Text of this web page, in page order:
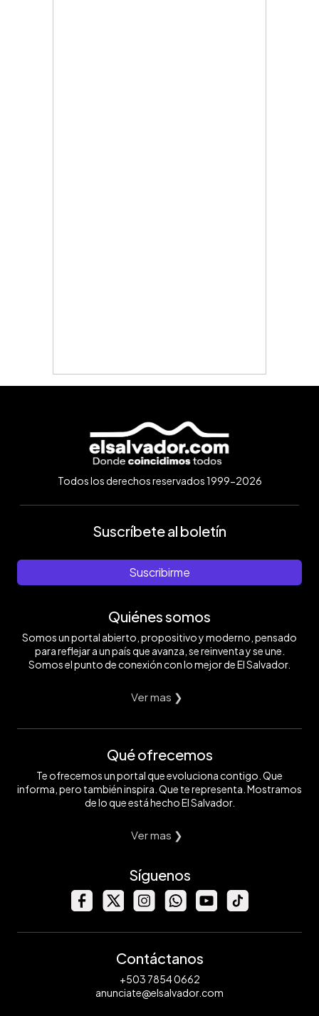
Todos los derechos reservados 1999-2026
Suscríbete al boletín
Suscribirme
Quiénes somos
Somos un portal abierto, propositivo y moderno, pensado
para reflejar a un país que avanza, se reinventa y se une.
Somos el punto de conexión con lo mejor de El Salvador.
Ver mas ❯
Qué ofrecemos
Te ofrecemos un portal que evoluciona contigo. Que
informa, pero también inspira. Que te representa. Mostramos
de lo que está hecho El Salvador.
Ver mas ❯
Síguenos
Contáctanos
+503 7854 0662
anunciate@elsalvador.com